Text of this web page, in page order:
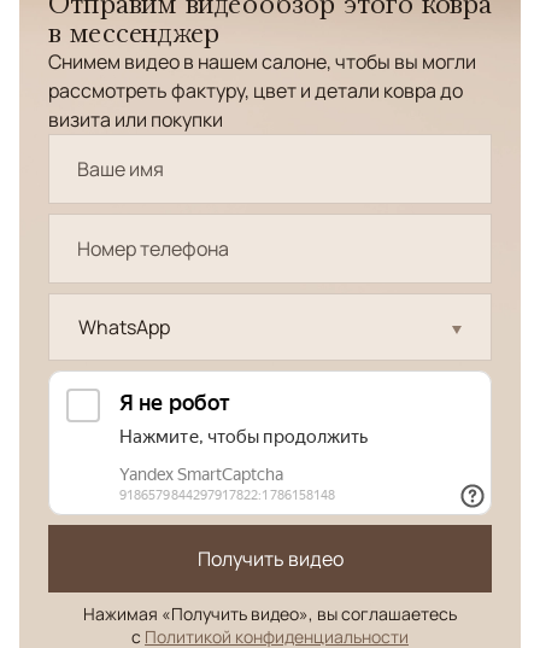
в мессенджер
Снимем видео в нашем салоне, чтобы вы могли
рассмотреть фактуру, цвет и детали ковра до
визита или покупки
WhatsApp
Получить видео
Нажимая «Получить видео», вы соглашаетесь
с Политикой конфиденциальности